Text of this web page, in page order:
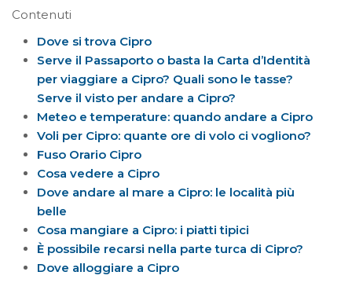
Contenuti
Dove si trova Cipro
Serve il Passaporto o basta la Carta d’Identità
per viaggiare a Cipro? Quali sono le tasse?
Serve il visto per andare a Cipro?
Meteo e temperature: quando andare a Cipro
Voli per Cipro: quante ore di volo ci vogliono?
Fuso Orario Cipro
Cosa vedere a Cipro
Dove andare al mare a Cipro: le località più
belle
Cosa mangiare a Cipro: i piatti tipici
È possibile recarsi nella parte turca di Cipro?
Dove alloggiare a Cipro